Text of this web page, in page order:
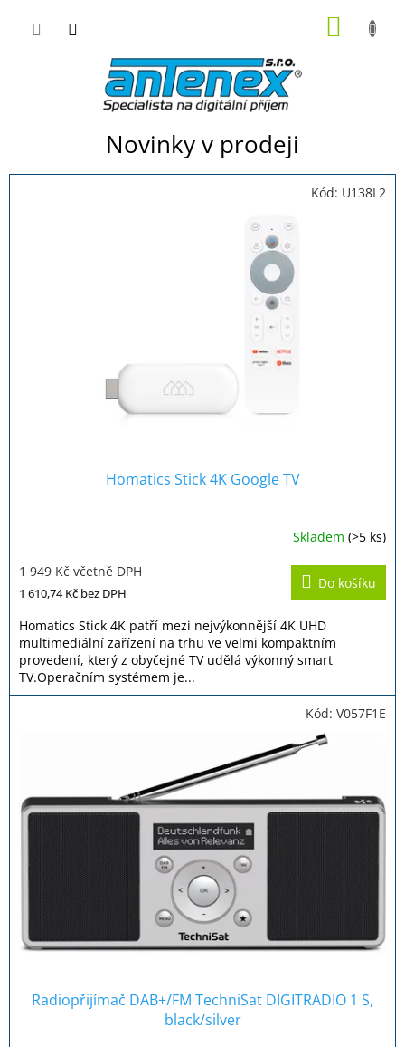
Novinky v prodeji
Homatics Stick 4K Google TV
produktu
je
z
5
hvězdiček.
Skladem(>5 ks)
1 949 Kč včetně DPH
1 610,74 Kč bez DPH
Do košíku
Homatics Stick 4K patří mezi nejvýkonnější 4K UHD
multimediální zařízení na trhu ve velmi kompaktním
provedení, který z obyčejné TV udělá výkonný smart
TV.Operačním systémem je...
Kód: U138L2
Radiopřijímač DAB+/FM TechniSat DIGITRADIO 1 S,
black/silver
Kód: V057F1E